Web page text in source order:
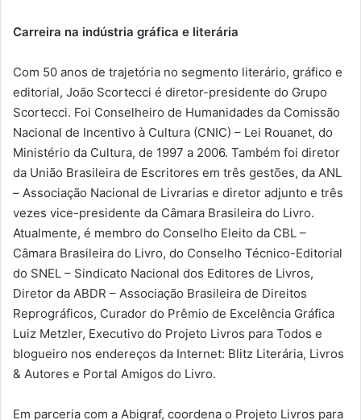
Carreira na indústria gráfica e literária
Com 50 anos de trajetória no segmento literário, gráfico e
editorial, João Scortecci é diretor-presidente do Grupo
Scortecci. Foi Conselheiro de Humanidades da Comissão
Nacional de Incentivo à Cultura (CNIC) – Lei Rouanet, do
Ministério da Cultura, de 1997 a 2006. Também foi diretor
da União Brasileira de Escritores em três gestões, da ANL
– Associação Nacional de Livrarias e diretor adjunto e três
vezes vice-presidente da Câmara Brasileira do Livro.
Atualmente, é membro do Conselho Eleito da CBL –
Câmara Brasileira do Livro, do Conselho Técnico-Editorial
do SNEL – Sindicato Nacional dos Editores de Livros,
Diretor da ABDR – Associação Brasileira de Direitos
Reprográficos, Curador do Prêmio de Excelência Gráfica
Luiz Metzler, Executivo do Projeto Livros para Todos e
blogueiro nos endereços da Internet: Blitz Literária, Livros
& Autores e Portal Amigos do Livro.
Em parceria com a Abigraf, coordena o Projeto Livros para